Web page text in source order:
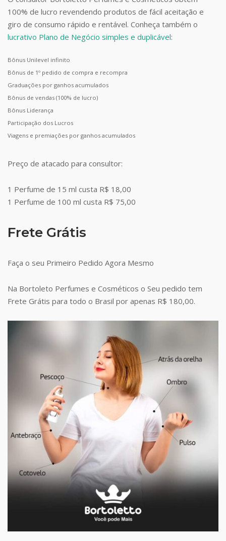
100% de lucro revendendo produtos de fácil aceitação e
giro de consumo rápido e rentável. Conheça também o
lucrativo Plano de Negócio simples e duplicável:
Bônus Unilevel infinito
Bônus de 1º pedido de compra e recompra
Graduações por ganhos acumulados
Bônus de vendas (100% de lucro)
Bônus Liderança
Participação dos Lucros
Viagens e premiações por ganhos acumulados
Preço de atacado para consultor:
1 Perfume de 15 ml custa R$ 18,00
1 Perfume de 100 ml custa R$ 75,00
Frete Grátis
Faça o seu Primeiro Pedido Agora Mesmo
Na Bortoleto Perfumes e Cosméticos o Seu pedido tem
Frete Grátis para todo o Brasil por apenas R$ 180,00.